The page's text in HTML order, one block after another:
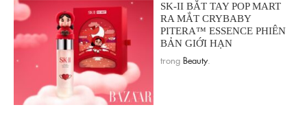
SK-II BẮT TAY POP MART
RA MẮT CRYBABY
PITERA™ ESSENCE PHIÊN
BẢN GIỚI HẠN
trong Beauty.